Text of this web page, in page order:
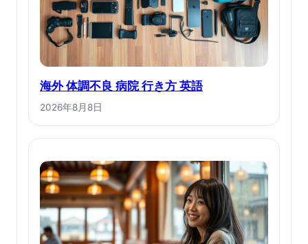
海外 体調不良 病院 行き方 英語
2026年8月8日